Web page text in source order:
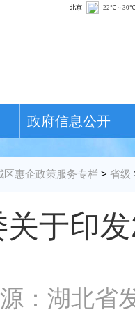
政府信息公开
区惠企政策服务专栏 > 省级
于印
：湖北